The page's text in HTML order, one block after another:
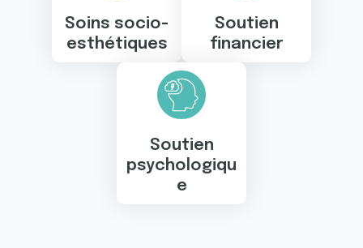
Soins socio-
esthétiques
Soutien
financier
Soutien
psychologiqu
e